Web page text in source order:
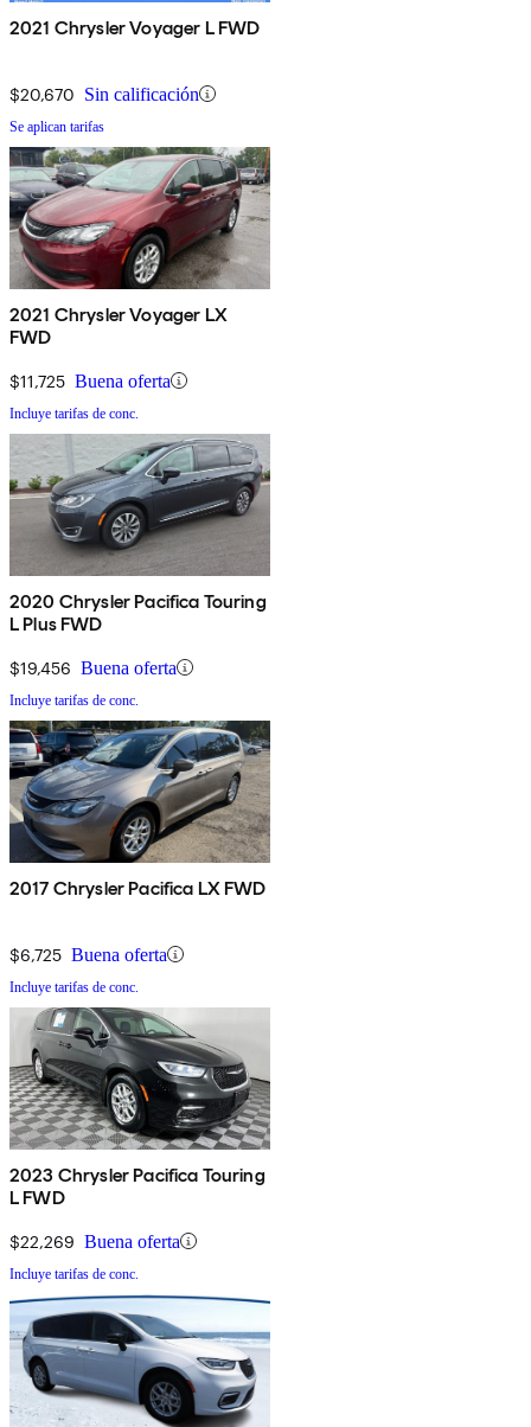
2021 Chrysler Voyager L FWD
$20,670 Sin calificación
Se aplican tarifas
2021 Chrysler Voyager LX
FWD
$11,725 Buena oferta
Incluye tarifas de conc.
2020 Chrysler Pacifica Touring
L Plus FWD
$19,456 Buena oferta
Incluye tarifas de conc.
2017 Chrysler Pacifica LX FWD
$6,725 Buena oferta
Incluye tarifas de conc.
2023 Chrysler Pacifica Touring
L FWD
$22,269 Buena oferta
Incluye tarifas de conc.